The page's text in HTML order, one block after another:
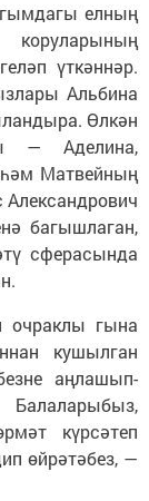
елның
үткәннәр.
Альбина
Өлкән
— Аделина,
Матвейның
багышлаган,
сферасында
гына
кушылган
аңлашып-
күрсәтеп
өйрәтәбез, —